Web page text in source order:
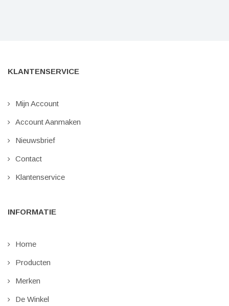
KLANTENSERVICE
Mijn Account
Account Aanmaken
Nieuwsbrief
Contact
Klantenservice
INFORMATIE
Home
Producten
Merken
De Winkel